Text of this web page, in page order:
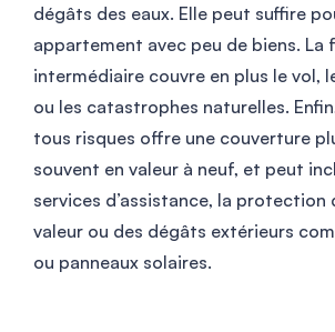
dégâts des eaux. Elle peut suffire
appartement avec peu de biens. La
intermédiaire couvre en plus le vol,
ou les catastrophes naturelles.
tous risques offre une couverture
souvent en valeur à neuf, et peut
services d’assistance, la protection
valeur ou des dégâts extérieurs
ou panneaux solaires.